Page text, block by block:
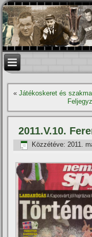
«Játékoskeret és
2011.V.10.
Közzétéve: 2011.